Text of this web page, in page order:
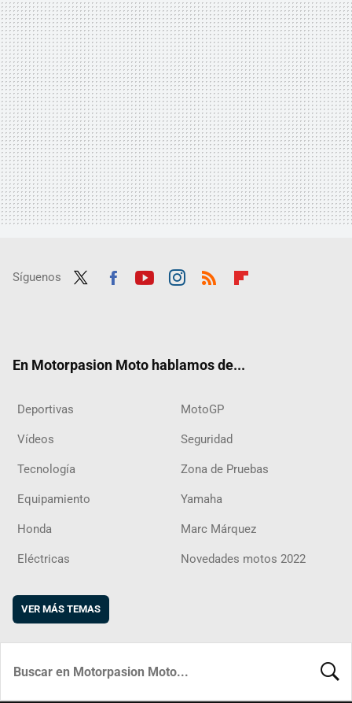
Síguenos
En Motorpasion Moto hablamos de...
Deportivas MotoGP
Vídeos Seguridad
Tecnología Zona de Pruebas
Equipamiento Yamaha
Honda Marc Márquez
Eléctricas Novedades motos 2022
VER MÁS TEMAS